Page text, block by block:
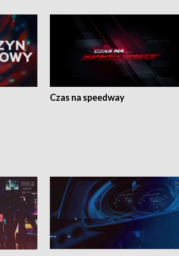
Czas na speedway